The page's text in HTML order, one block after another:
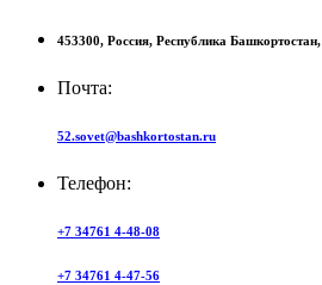
453300, Россия, Республика Башкортостан,
Почта:
52.sovet@bashkortostan.ru
Телефон:
+7 34761 4-48-08
+7 34761 4-47-56